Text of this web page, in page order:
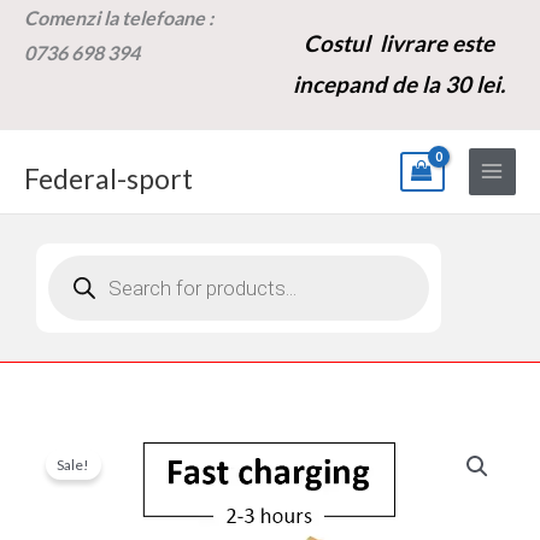
SkipComenzi la telefoane :
0736 698 394
Costul livrare este
incepand de la 30 lei.
Federal-sport
Sale!
Prețul
Prețul
curent
Baterie